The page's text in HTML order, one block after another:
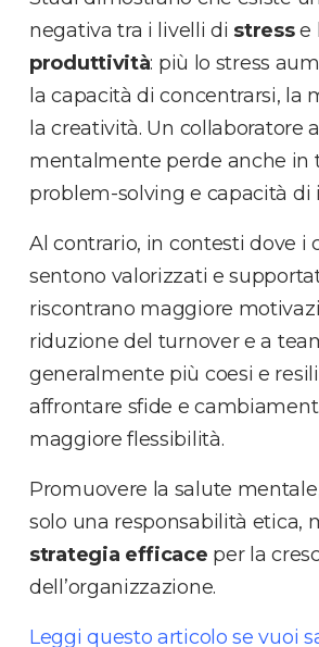
negativa tra i livelli di stresse
produttività: più lo stress
la capacità di concentrarsi, la
la creatività. Un collaboratore
mentalmente perde anche in
problem-solving e capacità di
Al contrario, in contesti dove i
sentono valorizzati e
riscontrano maggiore
riduzione del turnover e a
generalmente più coesi e
affrontare sfide e
maggiore flessibilità.
Promuovere la salute
solo una responsabilità etica,
strategia efficace per la
dell’organizzazione.
Leggi questo articolo se vuoi